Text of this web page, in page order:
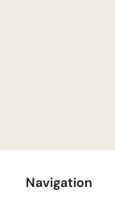
Navigation